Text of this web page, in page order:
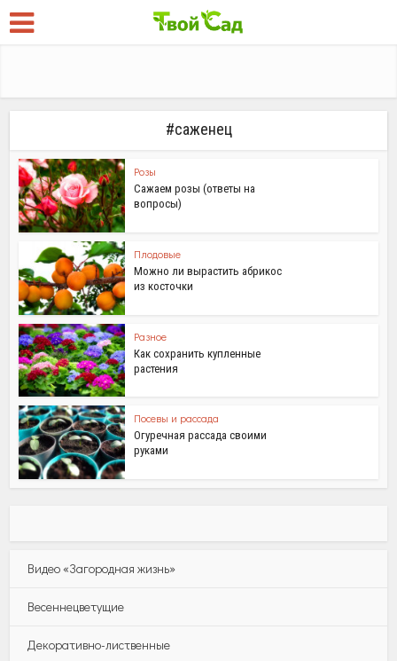
#саженец
Розы
Сажаем розы (ответы на
вопросы)
Плодовые
Можно ли вырастить абрикос
из косточки
Разное
Как сохранить купленные
растения
Посевы и рассада
Огуречная рассада своими
руками
Видео «Загородная жизнь»
Весеннецветущие
Декоративно-лиственные